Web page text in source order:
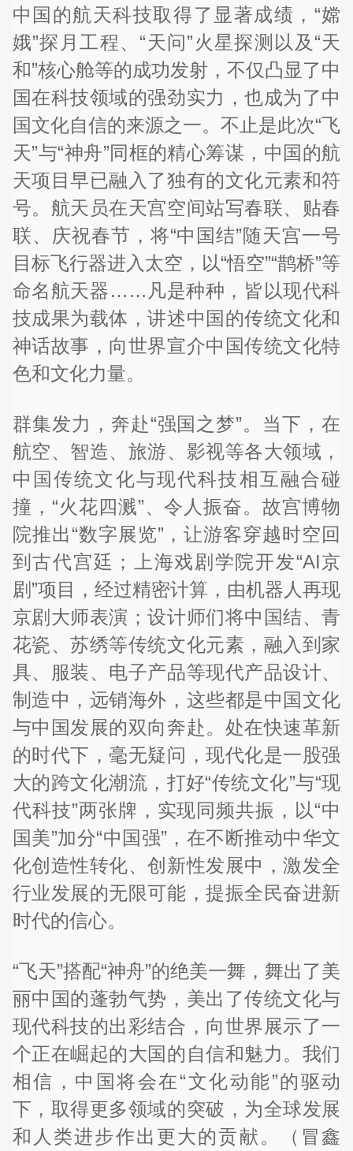
中国的航天科技取得了显著成绩，“嫦
娥”探月工程、“天问”火星探测以及“天
和”核心舱等的成功发射，不仅凸显了中
国在科技领域的强劲实力，也成为了中
国文化自信的来源之一。不止是此次“飞
天”与“神舟”同框的精心筹谋，中国的航
天项目早已融入了独有的文化元素和符
号。航天员在天宫空间站写春联、贴春
联、庆祝春节，将“中国结”随天宫一号
目标飞行器进入太空，以“悟空”“鹊桥”等
命名航天器……凡是种种，皆以现代科
技成果为载体，讲述中国的传统文化和
神话故事，向世界宣介中国传统文化特
色和文化力量。
群集发力，奔赴“强国之梦”。当下，在
航空、智造、旅游、影视等各大领域，
中国传统文化与现代科技相互融合碰
撞，“火花四溅”、令人振奋。故宫博物
院推出“数字展览”，让游客穿越时空回
到古代宫廷；上海戏剧学院开发“AI京
剧”项目，经过精密计算，由机器人再现
京剧大师表演；设计师们将中国结、青
花瓷、苏绣等传统文化元素，融入到家
具、服装、电子产品等现代产品设计、
制造中，远销海外，这些都是中国文化
与中国发展的双向奔赴。处在快速革新
的时代下，毫无疑问，现代化是一股强
大的跨文化潮流，打好“传统文化”与“现
代科技”两张牌，实现同频共振，以“中
国美”加分“中国强”，在不断推动中华文
化创造性转化、创新性发展中，激发全
行业发展的无限可能，提振全民奋进新
时代的信心。
“飞天”搭配“神舟”的绝美一舞，舞出了美
丽中国的蓬勃气势，美出了传统文化与
现代科技的出彩结合，向世界展示了一
个正在崛起的大国的自信和魅力。我们
相信，中国将会在“文化动能”的驱动
下，取得更多领域的突破，为全球发展
和人类进步作出更大的贡献。（冒鑫